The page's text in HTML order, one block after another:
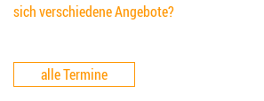
sich verschiedene Angebote?
alle Termine